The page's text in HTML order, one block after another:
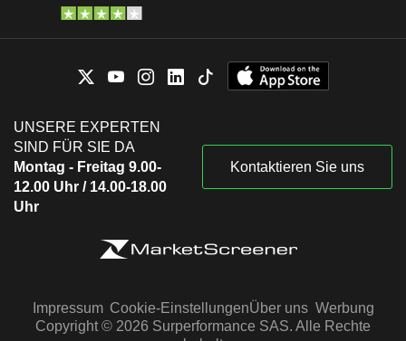
UNSERE EXPERTEN
SIND FÜR SIE DA
Montag - Freitag 9.00-
12.00 Uhr / 14.00-18.00
Uhr
Kontaktieren Sie uns
Impressum Cookie-EinstellungenÜber uns Werbung
Copyright © 2026 Surperformance SAS. Alle Rechte